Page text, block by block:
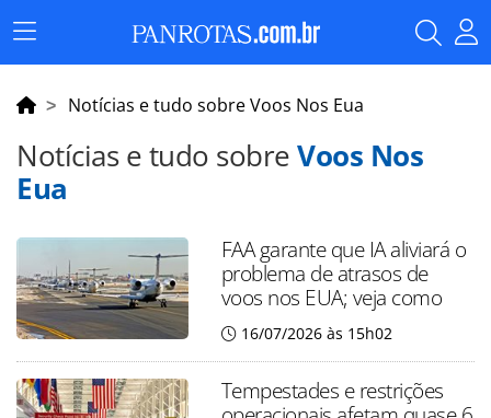
Menu
Principal
Notícias e tudo sobre Voos Nos Eua
Notícias e tudo sobreVoos Nos
Eua
FAA garante que IA aliviará o
problema de atrasos de
voos nos EUA; veja como
16/07/2026 às 15h02
Tempestades e restrições